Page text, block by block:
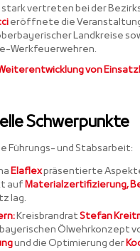
vertreten bei der
eröffnete die
Landkreise
Werkfeuerwehren.
von
Schwerpunkte
Führungs- und Stabsarbeit:
Elaflexpräsentierte
aufMaterialzertifizierung,
lag.
KreisbrandratStefan
Ölwehrkonzept
und die Optimierung der